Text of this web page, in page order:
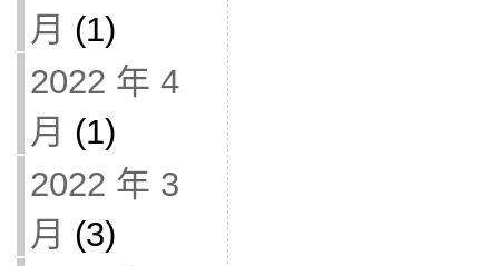
月 (1)
2022 年 4
月 (1)
2022 年 3
月 (3)